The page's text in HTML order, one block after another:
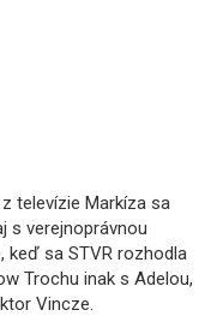
televízie Markíza sa
s verejnoprávnou
keď sa STVR rozhodla
Trochu inak s Adelou,
Vincze.